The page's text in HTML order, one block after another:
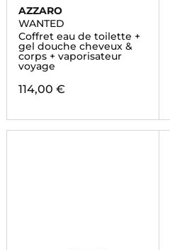
AZZARO
WANTED
Coffret eau de toilette +
gel douche cheveux &
corps + vaporisateur
voyage
114,00 €